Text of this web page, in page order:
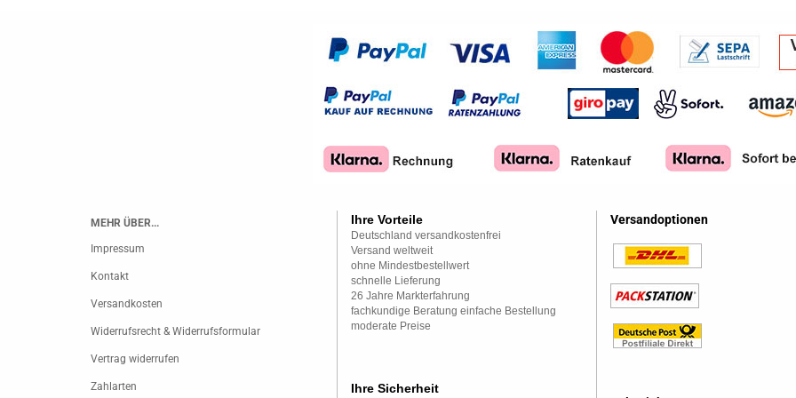
MEHR ÜBER...
Impressum
Kontakt
Versandkosten
Widerrufsrecht & Widerrufsformular
Vertrag widerrufen
Zahlarten
Ihre Vorteile
Deutschland versandkostenfrei
Versand weltweit
ohne Mindestbestellwert
schnelle Lieferung
26 Jahre Markterfahrung
fachkundige Beratung einfache Bestellung
moderate Preise
Ihre Sicherheit
Versandoptionen